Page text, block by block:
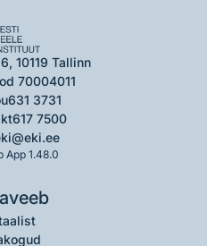
10119 Tallinn
70004011
631 3731
617 7500
App 1.48.0